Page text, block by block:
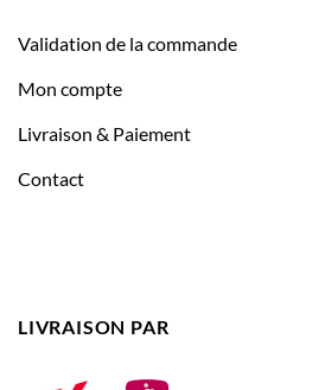
Validation de la commande
Mon compte
Livraison & Paiement
Contact
LIVRAISON PAR